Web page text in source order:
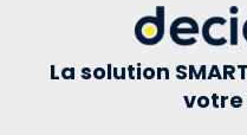
La solution
votre